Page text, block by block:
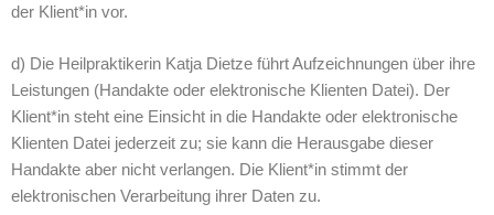
der Klient*in vor.
d) Die Heilpraktikerin Katja Dietze führt Aufzeichnungen über ihre
Leistungen (Handakte oder elektronische Klienten Datei). Der
Klient*in steht eine Einsicht in die Handakte oder elektronische
Klienten Datei jederzeit zu; sie kann die Herausgabe dieser
Handakte aber nicht verlangen. Die Klient*in stimmt der
elektronischen Verarbeitung ihrer Daten zu.